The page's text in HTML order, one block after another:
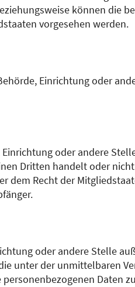
können die
vorgesehen werden.
Einrichtung oder
oder andere
Dritten handelt oder
dem Recht der
oder andere Stelle
unter der unmittelbaren
Daten